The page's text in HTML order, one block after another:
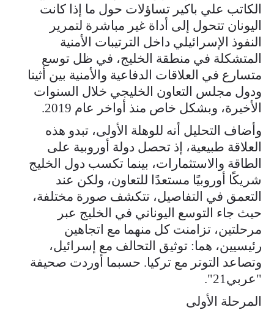
الكاتب علي باكير تساؤلات حول ما إذا كانت
اليونان تتحول إلى أداة غير مباشرة لتمرير
النفوذ الإسرائيلي داخل الترتيبات الأمنية
المتشكلة في منطقة الخليج، في ظل توسع
متسارع في العلاقات الدفاعية والأمنية بين أثينا
ودول مجلس التعاون الخليجي خلال السنوات
الأخيرة، وبشكل خاص منذ أواخر عام 2019.
وأضاف التحليل أنه للوهلة الأولى، تبدو هذه
العلاقة طبيعية، إذ تحصل دولة أوروبية على
الطاقة والاستثمارات، بينما تكسب دول الخليج
شريكًا أوروبيًا مستعدًا للتعاون، ولكن عند
التعمق في التفاصيل، تتكشف صورة مختلفة،
حيث جاء التوسع اليوناني في الخليج عبر
مرحلتين، تزامنت كل منهما مع اتجاهين
رئيسيين، هما: توثيق التحالف مع إسرائيل،
وتصاعد التوتر مع تركيا. حسبما أوردت صحيفة
"عربي21".
المرحلة الأولى